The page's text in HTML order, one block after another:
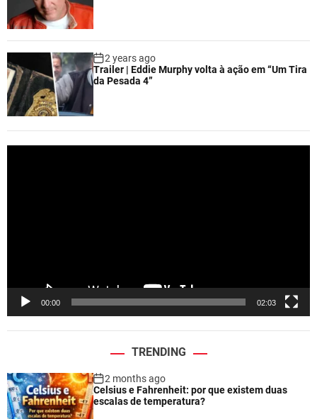
2 years ago
Trailer | Eddie Murphy volta à ação em “Um Tira
da Pesada 4”
00:00 02:03
TRENDING
2 months ago
Celsius e Fahrenheit: por que existem duas
escalas de temperatura?